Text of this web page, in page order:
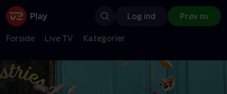
Log ind Prøv nu
Forside Live TV Kategorier